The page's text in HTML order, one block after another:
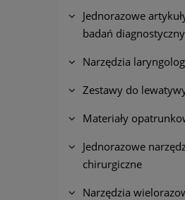
Jednorazowe
badań
Narzędzia
Zestawy do
Materiały
Jednorazowe
chirurgiczne
Narzędzia